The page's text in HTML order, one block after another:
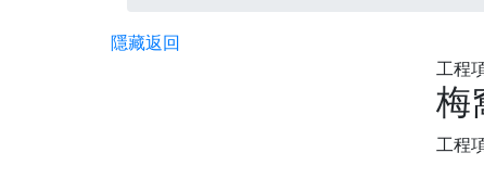
隱藏返回
工程
梅
工程